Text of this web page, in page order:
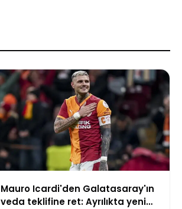
Mauro Icardi'den Galatasaray'ın
veda teklifine ret: Ayrılıkta yeni